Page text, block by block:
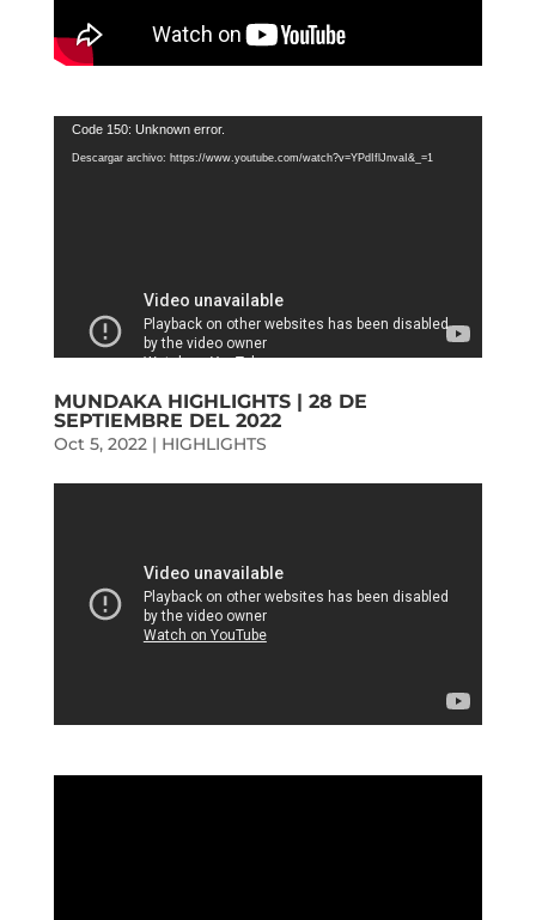
Reproductor
de
Code 150: Unknown error.
Descargar archivo: https://www.youtube.com/watch?v=YPdIflJnvaI&_=1
MUNDAKA HIGHLIGHTS | 28 DE
SEPTIEMBRE DEL 2022
Oct 5, 2022| HIGHLIGHTS